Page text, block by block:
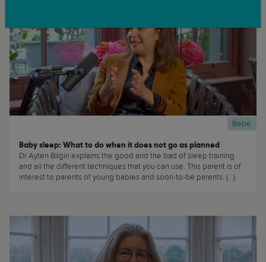
Bebé
Baby sleep: What to do when it does not go as planned
Dr Ayten Bilgin explains the good and the bad of sleep training
and all the different techniques that you can use. This parent is of
interest to parents of young babies and soon-to-be parents. (...)